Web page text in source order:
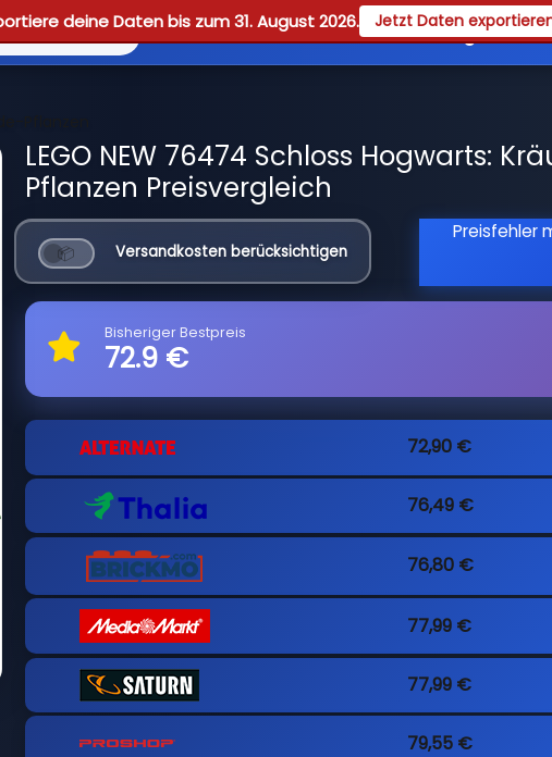
deine Daten bis zum 31. August 2026. Jetzt Daten
Reviews Guides
Pflanzen
LEGO NEW 76474 Schloss Hogwarts:
Pflanzen Preisvergleich
Versandkosten berücksichtigen
Preisfehler
Bisheriger Bestpreis
72.9 €
72,90 €
76,49 €
76,80 €
77,99 €
77,99 €
79,55 €